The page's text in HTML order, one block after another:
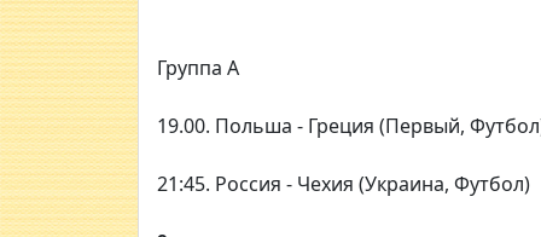
Группа А
19.00. Польша - Греция (Первый,
21:45. Россия - Чехия (Украина, Футбол)